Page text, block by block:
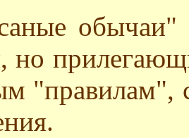
обычаи"
но
"правилам",